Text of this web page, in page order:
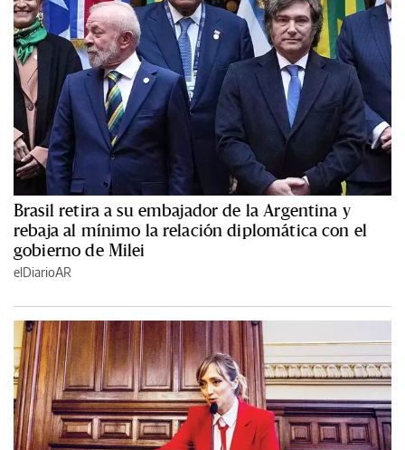
Brasil retira a su embajador de la Argentina y
rebaja al mínimo la relación diplomática con el
gobierno de Milei
elDiarioAR